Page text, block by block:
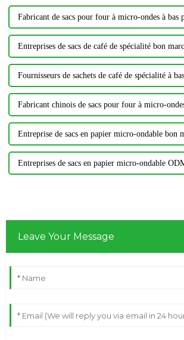
Fabricant de sacs pour four à micro-ondes à bas
Entreprises de sacs de café de spécialité bon
Fournisseurs de sachets de café de spécialité à
Fabricant chinois de sacs pour four à micro-
Entreprise de sacs en papier micro-ondable bon
Entreprises de sacs en papier micro-ondable
Leave Your Message